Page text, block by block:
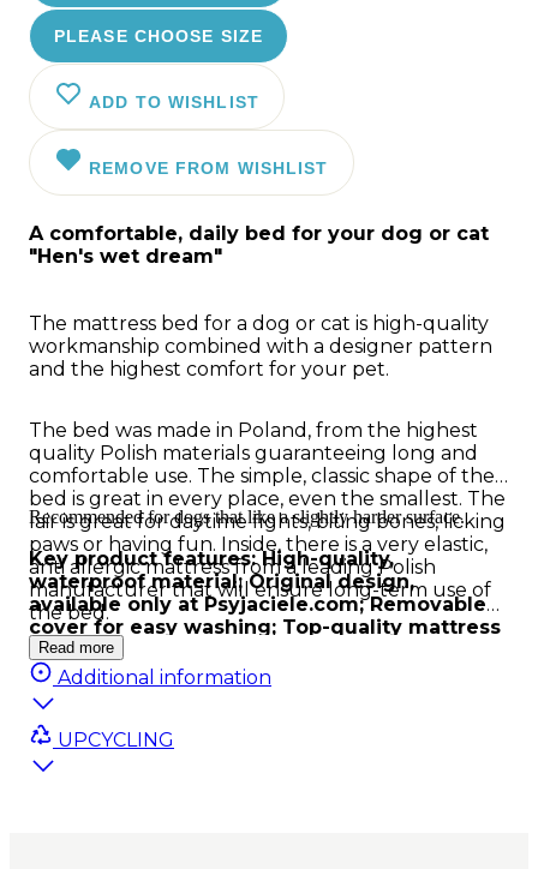
PLEASE CHOOSE SIZE
ADD TO WISHLIST
REMOVE FROM WISHLIST
A comfortable, daily bed for your dog or cat
"Hen's wet dream"
The mattress bed for a dog or cat is high-quality
workmanship combined with a designer pattern
and the highest comfort for your pet.
The bed was made in Poland, from the highest
quality Polish materials guaranteeing long and
comfortable use. The simple, classic shape of the
bed is great in every place, even the smallest. The
lair is great for daytime fights, biting bones, licking
paws or having fun. Inside, there is a very elastic,
anti allergic mattress from a leading Polish
manufacturer that will ensure long-term use of
the bed.
Recommended for dogs that like a slightly harder surface.
Key product features: High-quality,
waterproof material; Original design,
available only at Psyjaciele.com; Removable
cover for easy washing; Top-quality mattress
guaranteeing long use; Double-sided bed
allowing longer to enjoy its use; Shape that
fits into any space; Comfortable handle for
easy carrying.
Read more
Additional information
UPCYCLING